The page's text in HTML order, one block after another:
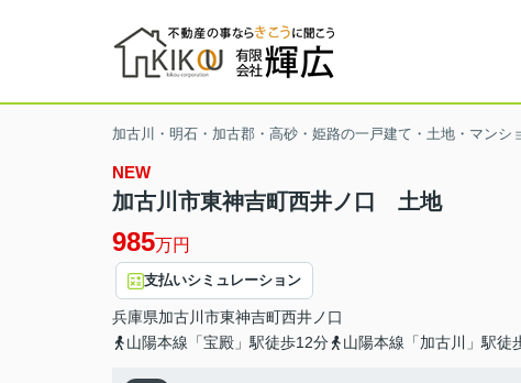
加古川・明石・加古郡・高砂・姫路の一戸建て・土地・マンシ
NEW
加古川市東神吉町西井ノ口 土地
985万円
支払いシミュレーション
兵庫県加古川市東神吉町西井ノ口
山陽本線「宝殿」駅徒歩12分
山陽本線「加古川」駅徒